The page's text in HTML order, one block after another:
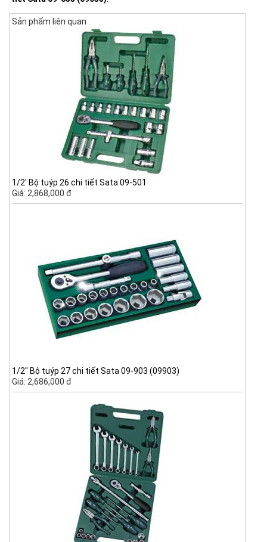
Sản phẩm liên quan
1/2' Bộ tuýp 26 chi tiết Sata 09-501
Giá: 2,868,000 đ
1/2" Bộ tuýp 27 chi tiết Sata 09-903 (09903)
Giá: 2,686,000 đ